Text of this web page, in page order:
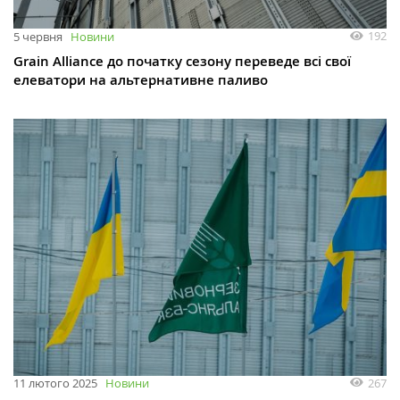
5 червня Новини 192
Grain Alliance до початку сезону переведе всі свої
елеватори на альтернативне паливо
11 лютого 2025 Новини 267